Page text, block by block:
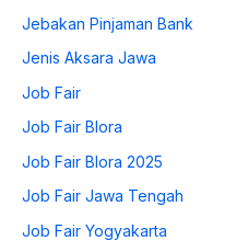
Jebakan Pinjaman Bank
Jenis Aksara Jawa
Job Fair
Job Fair Blora
Job Fair Blora 2025
Job Fair Jawa Tengah
Job Fair Yogyakarta